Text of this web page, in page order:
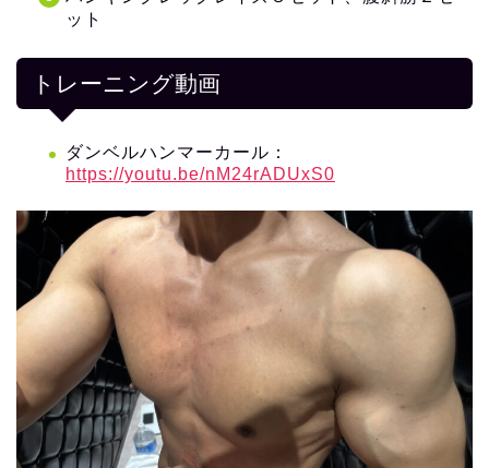
ット
トレーニング動画
ダンベルハンマーカール：
https://youtu.be/nM24rADUxS0